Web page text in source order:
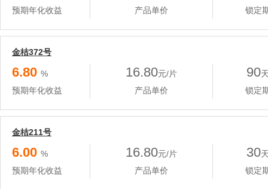
预期年化收益
产品单价
锁定
金桔372号
6.80 %
预期年化收益
16.80元/片
产品单价
90
锁定
金桔211号
6.00 %
预期年化收益
16.80元/片
产品单价
30
锁定